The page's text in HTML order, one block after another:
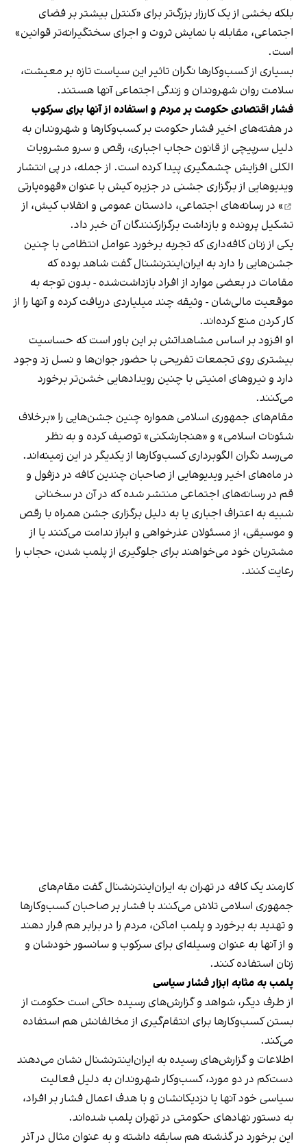
بلکه بخشی از یک کارزار بزرگ‌تر برای «کنترل بیشتر بر فضای
اجتماعی، مقابله با نمایش ثروت و اجرای سختگیرانه‌تر قوانین»
است.
بسیاری از کسب‌وکارها نگران تاثیر این سیاست‌ تازه بر معیشت،
سلامت روان شهروندان و زندگی اجتماعی آنها هستند.
فشار اقتصادی حکومت بر مردم و استفاده از آنها برای سرکوب
در هفته‌های اخیر فشار حکومت بر کسب‌وکارها و شهروندان به
دلیل سرپیچی از قانون حجاب اجباری، رقص و سرو مشروبات
الکلی افزایش چشمگیری پیدا کرده است. از جمله، در پی انتشار
ویدیوهایی از برگزاری جشنی در جزیره کیش با عنوان «قهوه‌پارتی
» در رسانه‌های اجتماعی، دادستان عمومی و انقلاب کیش، از
تشکیل پرونده و بازداشت برگزارکنندگان آن خبر داد.
یکی از زنان کافه‌داری که تجربه برخورد عوامل انتظامی با چنین
جشن‌هایی را دارد به ایران‌اینترنشنال گفت شاهد بوده که
مقامات در بعضی موارد از افراد بازداشت‌‌شده - بدون توجه به
موقعیت مالی‌شان - وثیقه چند میلیاردی دریافت کرده و آنها را از
کار کردن منع کرده‌اند.
او افزود بر اساس مشاهداتش بر این باور است که حساسیت
بیشتری روی تجمعات تفریحی با حضور جوان‌ها و نسل زد وجود
دارد و نیروهای امنیتی با چنین رویدادهایی خشن‌تر برخورد
می‌کنند.
مقام‌های جمهوری اسلامی همواره چنین جشن‌هایی را «برخلاف
شئونات اسلامی» و «هنجارشکنی» توصیف کرده و به نظر
می‌رسد نگران الگوبرداری کسب‌وکارها از یکدیگر در این زمینه‌اند.
در ماه‌های اخیر ویدیوهایی از صاحبان چندین کافه در دزفول و
قم در رسانه‌های اجتماعی منتشر شده که در آن در سخنانی
شبیه به اعتراف اجباری یا به دلیل برگزاری جشن همراه با رقص
و موسیقی، از مسئولان عذرخواهی و ابراز ندامت می‌کنند یا از
مشتریان خود می‌خواهند برای جلوگیری از پلمب شدن، حجاب را
رعایت کنند.
کارمند یک کافه در تهران به ایران‌اینترنشنال گفت مقام‌های
جمهوری اسلامی تلاش می‌کنند با فشار بر صاحبان کسب‌وکارها
و تهدید به برخورد و پلمب اماکن، مردم را در برابر هم قرار دهند
و از آنها به عنوان وسیله‌ای برای سرکوب و سانسور خودشان و
زنان استفاده کنند.
پلمب به مثابه ابزار فشار سیاسی
از طرف دیگر، شواهد و گزارش‌های رسیده حاکی است حکومت از
بستن کسب‌وکارها برای انتقام‌گیری از مخالفانش هم استفاده
می‌کند.
اطلاعات و گزارش‌های رسیده به ایران‌اینترنشنال نشان می‌دهند
دست‌کم در دو مورد، کسب‌وکار شهروندان به دلیل فعالیت
سیاسی خود آنها یا نزدیکانشان و با هدف اعمال فشار بر افراد،
به دستور نهادهای حکومتی در تهران پلمب شده‌اند.
این برخورد در گذشته هم سابقه داشته و به عنوان مثال در آذر